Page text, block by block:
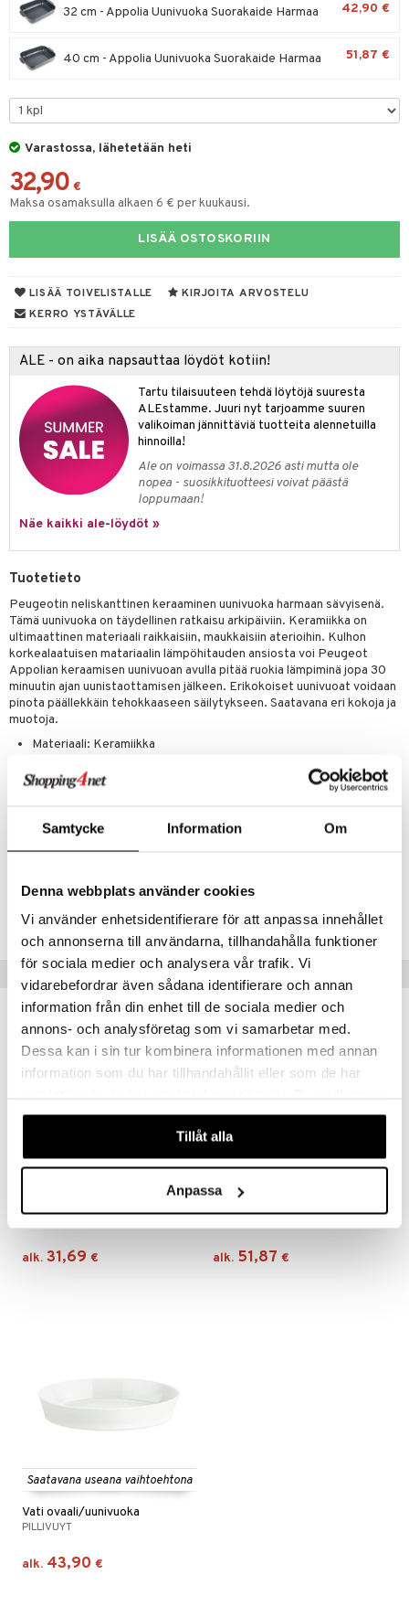
Samtycke Information Om
Denna webbplats använder cookies
Vi använder enhetsidentifierare för att anpassa innehållet
och annonserna till användarna, tillhandahålla funktioner
för sociala medier och analysera vår trafik. Vi
vidarebefordrar även sådana identifierare och annan
information från din enhet till de sociala medier och
annons- och analysföretag som vi samarbetar med.
Dessa kan i sin tur kombinera informationen med annan
information som du har tillhandahållit eller som de har
våra cookies vid fortsatt användande av vår webbplats.
Tillåt alla
Anpassa
32 cm - Appolia Uunivuoka Suorakaide Harmaa 42,90 €
40 cm - Appolia Uunivuoka Suorakaide Harmaa 51,87 €
Varastossa, lähetetään heti
32,90 €
Maksa osamaksulla alkaen 6 € per kuukausi.
LISÄÄ OSTOSKORIIN
LISÄÄ TOIVELISTALLE
KIRJOITA ARVOSTELU
KERRO YSTÄVÄLLE
ALE - on aika napsauttaa löydöt kotiin!
Tartu tilaisuuteen tehdä löytöjä suuresta
ALEstamme. Juuri nyt tarjoamme suuren
valikoiman jännittäviä tuotteita alennetuilla
hinnoilla!
Ale on voimassa 31.8.2026 asti mutta ole
nopea - suosikkituotteesi voivat päästä
loppumaan!
Näe kaikki ale-löydöt »
Tuotetieto
Peugeotin neliskanttinen keraaminen uunivuoka harmaan sävyisenä.
Tämä uunivuoka on täydellinen ratkaisu arkipäiviin. Keramiikka on
ultimaattinen materiaali raikkaisiin, maukkaisiin aterioihin. Kulhon
korkealaatuisen matariaalin lämpöhitauden ansiosta voi Peugeot
Appolian keraamisen uunivuoan avulla pitää ruokia lämpiminä jopa 30
minuutin ajan uunistaottamisen jälkeen. Erikokoiset uunivuoat voidaan
pinota päällekkäin tehokkaaseen säilytykseen. Saatavana eri kokoja ja
muotoja.
Materiaali: Keramiikka
Väri: Harmaa
40 x 26 cm
Tuotenumero
IAQ05-25-XX
Vinkkejä sinulle
alk. 31,69 € alk. 51,87 €
Saatavana useana vaihtoehtona
Vati ovaali/uunivuoka
PILLIVUYT
alk. 43,90 €
sisustus
tekstiilit
säilytys
tekstiilit
Saalit
& Tyynyliinat
& Peitot
& Koukut
& Korit
& Veistokset
Art
& Lyhdyt
& Hyllyt
& Koukut
tekstiilit
tekstiilit
tekstiilit
& Peitot
ruokinta
& Lyhdyt
& vastauksia